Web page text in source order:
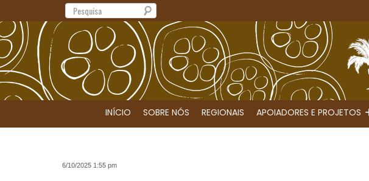
Search
INÍCIO SOBRE NÓS REGIONAIS APOIADORES E PROJETOS
6/10/2025 1:55 pm